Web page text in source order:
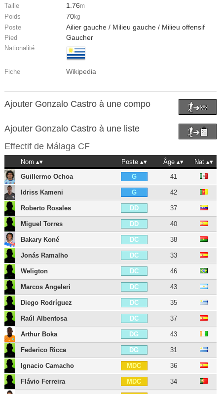
Taille 1.76m
Poids 70kg
Poste Ailier gauche / Milieu gauche / Milieu offensif
Pied Gaucher
Nationalité
Fiche Wikipedia
Ajouter Gonzalo Castro à une compo
Ajouter Gonzalo Castro à une liste
Effectif de Málaga CF
Nom Poste Âge
Nat
Guillermo Ochoa
G 41
Idriss Kameni G 42
Roberto Rosales DD 37
Miguel Torres DD 40
Bakary Koné DC 38
Jonás Ramalho DC 33
Weligton DC 46
Marcos Angeleri DC 43
Diego Rodríguez DC 35
Raúl Albentosa DC 37
Arthur Boka DG 43
Federico Ricca DG 31
Ignacio Camacho MDC 36
Flávio Ferreira MDC 34